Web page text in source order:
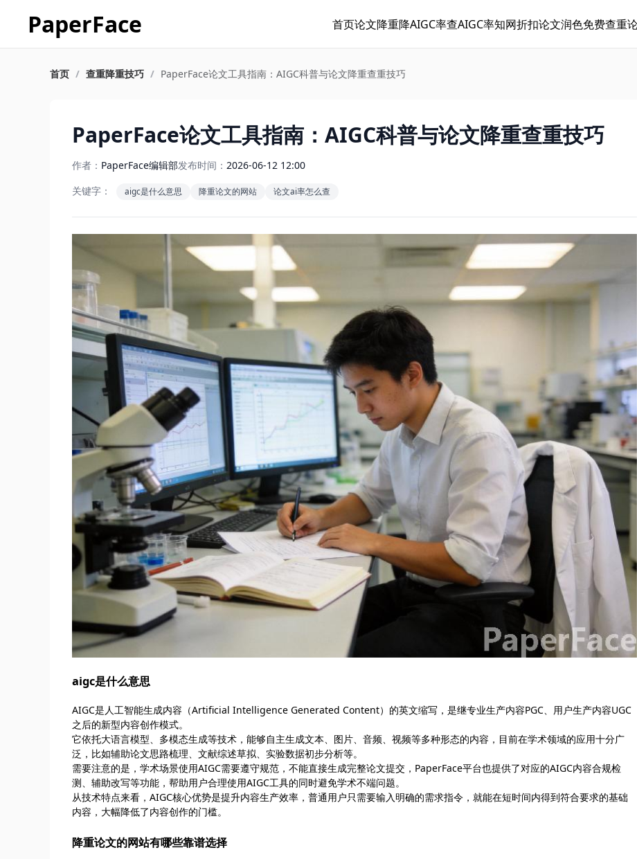
PaperFace 首页论文降重降AIGC率查AIGC率知网折扣论文润色免费查重
首页 / 查重降重技巧 / PaperFace论文工具指南：AIGC科普与论文降重查重技巧
PaperFace论文工具指南：AIGC科普与论文降重查重技巧
作者： PaperFace编辑部发布时间： 2026-06-12 12:00
关键字：
aigc是什么意思 降重论文的网站 论文ai率怎么查
aigc是什么意思
AIGC是人工智能生成内容（Artificial Intelligence Generated Content）的英文缩写，是继专业生产内容PGC、用户生产内容UGC
之后的新型内容创作模式。
它依托大语言模型、多模态生成等技术，能够自主生成文本、图片、音频、视频等多种形态的内容，目前在学术领域的应用十分广
泛，比如辅助论文思路梳理、文献综述草拟、实验数据初步分析等。
需要注意的是，学术场景使用AIGC需要遵守规范，不能直接生成完整论文提交，PaperFace平台也提供了对应的AIGC内容合规检
测、辅助改写等功能，帮助用户合理使用AIGC工具的同时避免学术不端问题。
从技术特点来看，AIGC核心优势是提升内容生产效率，普通用户只需要输入明确的需求指令，就能在短时间内得到符合要求的基础
内容，大幅降低了内容创作的门槛。
降重论文的网站有哪些靠谱选择